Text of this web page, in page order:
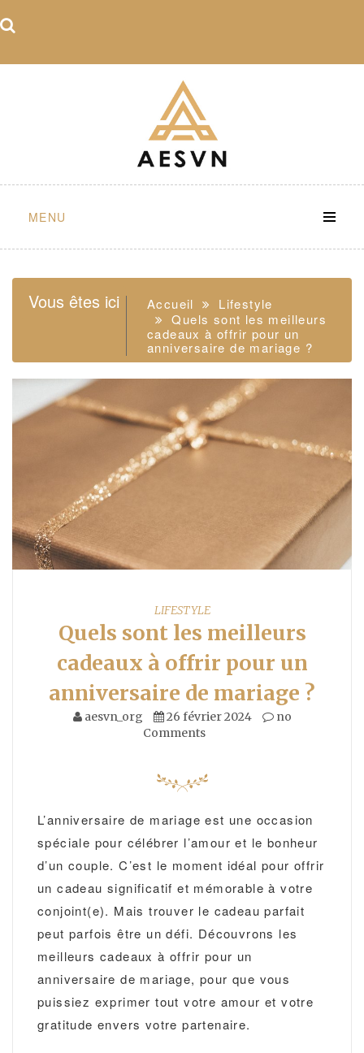
to
MENU
Vous êtes ici Accueil
Lifestyle
Quels sont les meilleurs
cadeaux à offrir pour un
anniversaire de mariage ?
LIFESTYLE
Quels sont les meilleurs
cadeaux à offrir pour un
anniversaire de mariage ?
aesvn_org 26 février 2024
no
Comments
L’anniversaire de mariage est une occasion
spéciale pour célébrer l’amour et le bonheur
d’un couple. C’est le moment idéal pour offrir
un cadeau significatif et mémorable à votre
conjoint(e). Mais trouver le cadeau parfait
peut parfois être un défi. Découvrons les
meilleurs cadeaux à offrir pour un
anniversaire de mariage, pour que vous
puissiez exprimer tout votre amour et votre
gratitude envers votre partenaire.